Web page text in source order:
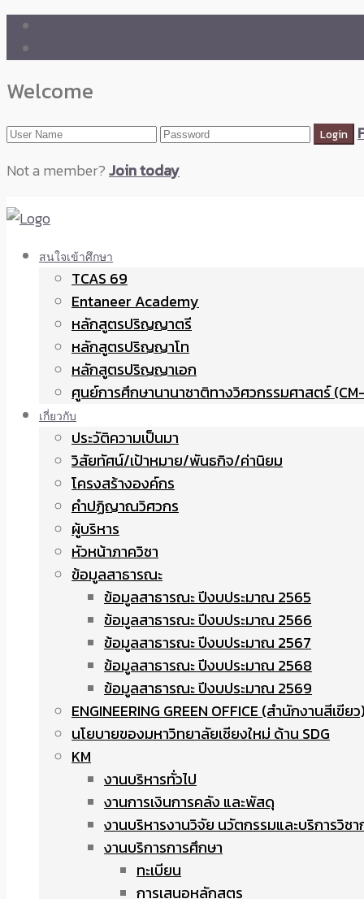
Welcome
Not a member?Join today
สนใจเข้าศึกษา
TCAS 69
Entaneer Academy
หลักสูตรปริญญาตรี
หลักสูตรปริญญาโท
หลักสูตรปริญญาเอก
ศูนย์การศึกษานานาชาติทางวิศวกรรมศาสตร์
เกี่ยวกับ
ประวัติความเป็นมา
วิสัยทัศน์/เป้าหมาย/พันธกิจ/ค่านิยม
โครงสร้างองค์กร
คำปฏิญาณวิศวกร
ผู้บริหาร
หัวหน้าภาควิชา
ข้อมูลสาธารณะ
ข้อมูลสาธารณะ ปีงบประมาณ 2565
ข้อมูลสาธารณะ ปีงบประมาณ 2566
ข้อมูลสาธารณะ ปีงบประมาณ 2567
ข้อมูลสาธารณะ ปีงบประมาณ 2568
ข้อมูลสาธารณะ ปีงบประมาณ 2569
ENGINEERING GREEN OFFICE (สำนักงานสีเขีย
นโยบายของมหาวิทยาลัยเชียงใหม่ ด้าน SDG
KM
งานบริหารทั่วไป
งานการเงินการคลัง และพัสดุ
งานบริหารงานวิจัย นวัตกรรมและบริการวิชา
งานบริการการศึกษา
ทะเบียน
การเสนอหลักสูตร